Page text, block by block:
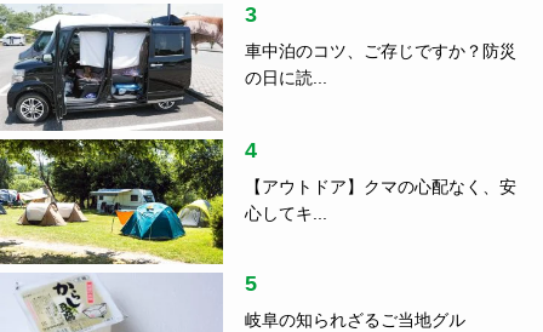
3
車中泊のコツ、ご存じですか？防災
の日に読...
4
【アウトドア】クマの心配なく、安
心してキ...
5
岐阜の知られざるご当地グル